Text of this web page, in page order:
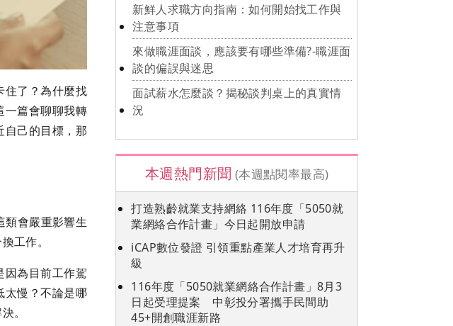
住了？為什麼找
一篇會聊聊我轉
自己的目標，那
類會嚴重影響生
工作。
因為目前工作駕
太慢？不論是哪
。
新鮮人求職方向指南：如何開始找工作與
注意事項
來做職涯面談，應該要有哪些準備?-職涯面
談的偏誤與迷思
面試薪水怎麼談？揭秘談判桌上的真實情
況
本週熱門新聞 (本週點閱率最高)
打造熟齡就業支持網絡 116年度「5050就
業網絡合作計畫」今日起開放申請
iCAP數位發證 引領重點產業人才培育再升
級
116年度「5050就業網絡合作計畫」8月3
日起受理提案 中彰投分署攜手民間助
45+開創職涯新路